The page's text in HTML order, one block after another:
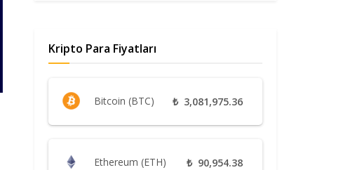
Kripto Para Fiyatları
Bitcoin (BTC) ₺ 3,081,975.36
Ethereum (ETH) ₺ 90,954.38